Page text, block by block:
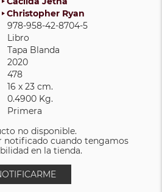
Christopher Ryan
978-958-42-8704-5
Libro
Tapa Blanda
2020
478
16 x 23 cm.
0.4900 Kg.
Primera
no disponible.
notificado cuando tengamos
en la tienda.